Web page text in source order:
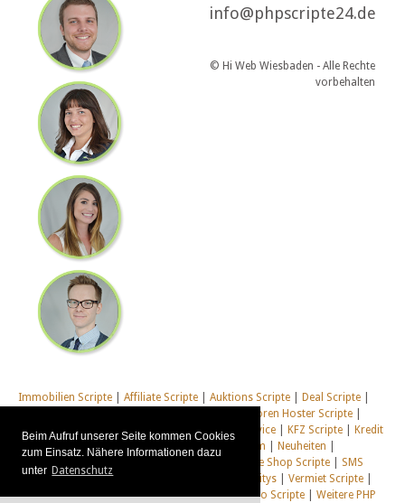
Beim Aufruf unserer Seite kommen Cookies
zum Einsatz. Nähere Informationen dazu
unter Datenschutz
info@phpscripte24.de
© Hi Web Wiesbaden - Alle Rechte
vorbehalten
Immobilien Scripte Affiliate Scripte Auktions Scripte Deal Scripte
Foren Hoster Scripte
Homepage Generator Scripte
Installations Service KFZ Scripte
Kredit
Scripte| Management Scripte| Multi Web System Neuheiten
Newsletter Scripte
Shop & Live Shop Scripte
SMS
Scripte|Social Communitys Tausch Communitys Vermiet Scripte
Webcam Scripte|Webhosting Scripte|Webradio Scripte Weitere PHP